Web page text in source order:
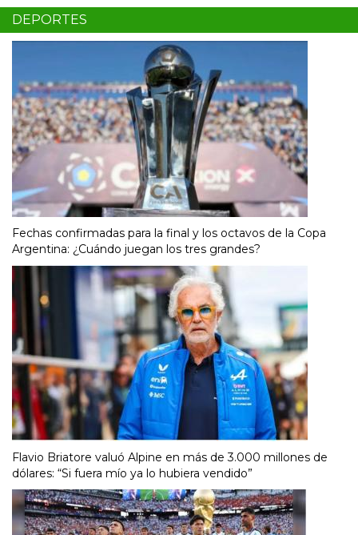
DEPORTES
Fechas confirmadas para la final y los octavos de la Copa
Argentina: ¿Cuándo juegan los tres grandes?
Flavio Briatore valuó Alpine en más de 3.000 millones de
dólares: “Si fuera mío ya lo hubiera vendido”